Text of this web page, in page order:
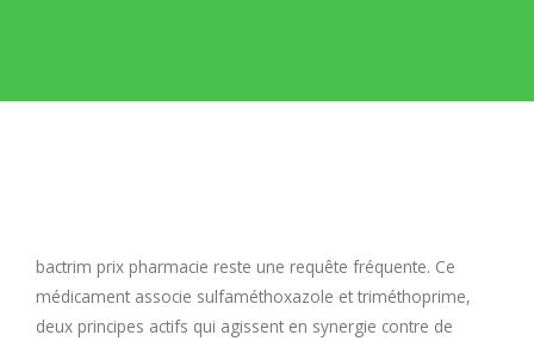
H
I
bactrim prix pharmacie reste une requête fréquente. Ce
médicament associe sulfaméthoxazole et triméthoprime,
deux principes actifs qui agissent en synergie contre de